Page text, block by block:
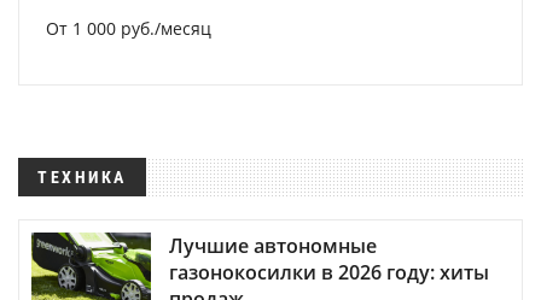
От 1 000 руб./месяц
ТЕХНИКА
Лучшие автономные
газонокосилки в 2026 году: хиты